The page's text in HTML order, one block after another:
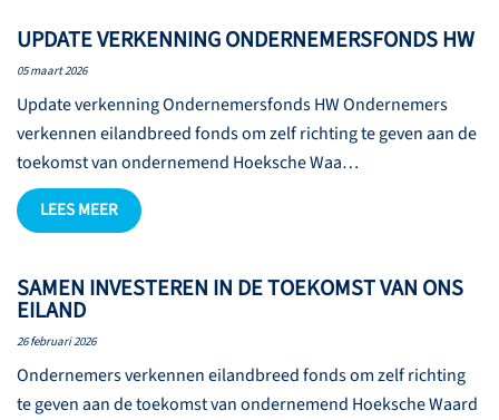
UPDATE VERKENNING ONDERNEMERSFONDS HW
05 maart 2026
Update verkenning Ondernemersfonds HW Ondernemers
verkennen eilandbreed fonds om zelf richting te geven aan de
toekomst van ondernemend Hoeksche Waa…
LEES MEER
SAMEN INVESTEREN IN DE TOEKOMST VAN ONS
EILAND
26 februari 2026
Ondernemers verkennen eilandbreed fonds om zelf richting
te geven aan de toekomst van ondernemend Hoeksche Waard